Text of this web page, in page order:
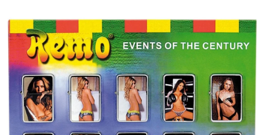
produktu
je
0,0
5
hvězdiček.